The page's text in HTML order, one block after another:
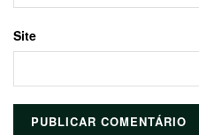
Site